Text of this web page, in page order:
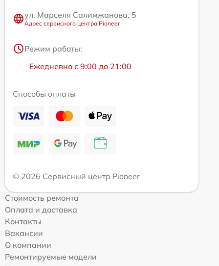
ул. Марселя Салимжанова, 5
Адрес сервисного центра Pioneer
Режим работы:
Ежедневно с 9:00 до 21:00
Способы оплаты
© 2026 Сервисный центр Pioneer
Стоимость ремонта
Оплата и доставка
Контакты
Вакансии
О компании
Ремонтируемые модели